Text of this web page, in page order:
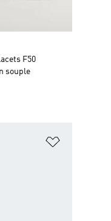
F50
souple